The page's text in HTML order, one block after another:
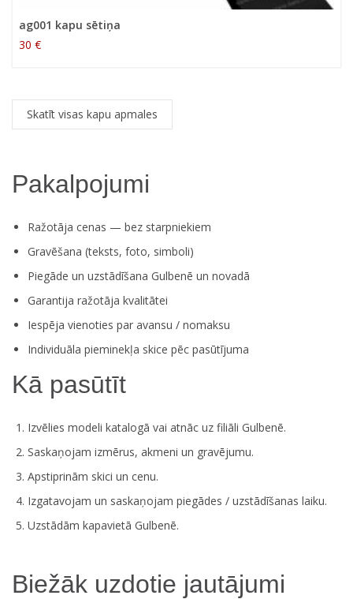
ag001 kapu sētiņa
30 €
Skatīt visas kapu apmales
Pakalpojumi
Ražotāja cenas — bez starpniekiem
Gravēšana (teksts, foto, simboli)
Piegāde un uzstādīšana Gulbenē un novadā
Garantija ražotāja kvalitātei
Iespēja vienoties par avansu / nomaksu
Individuāla pieminekļa skice pēc pasūtījuma
Kā pasūtīt
Izvēlies modeli katalogā vai atnāc uz filiāli Gulbenē.
Saskaņojam izmērus, akmeni un gravējumu.
Apstiprinām skici un cenu.
Izgatavojam un saskaņojam piegādes / uzstādīšanas laiku.
Uzstādām kapavietā Gulbenē.
Biežāk uzdotie jautājumi